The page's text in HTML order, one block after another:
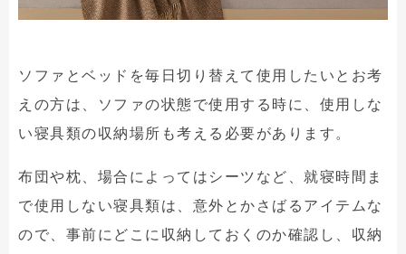
ソファとベッドを毎日切り替えて使用したいとお考
えの方は、ソファの状態で使用する時に、使用しな
い寝具類の収納場所も考える必要があります。
布団や枕、場合によってはシーツなど、就寝時間ま
で使用しない寝具類は、意外とかさばるアイテムな
ので、事前にどこに収納しておくのか確認し、収納